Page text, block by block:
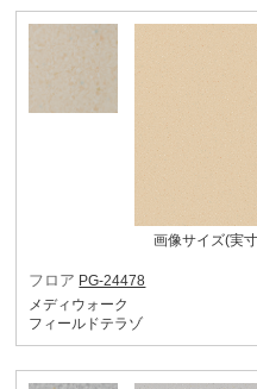
画像サイズ(実
フロア PG-24478
メディウォーク
フィールドテラゾ